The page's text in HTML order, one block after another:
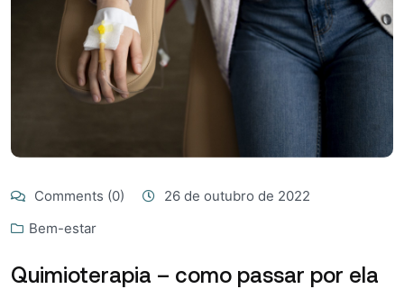
Comments (0)
26 de outubro de 2022
Bem-estar
Quimioterapia – como passar por ela